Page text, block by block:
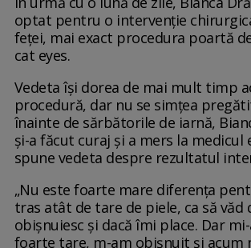
optat pentru o intervenție
feței, mai exact procedura poartă
cat eyes.
Vedeta își dorea de mai mult timp
procedură, dar nu se simțea
înainte de sărbătorile de iarnă,
și-a făcut curaj și a mers la medicul
spune vedeta despre rezultatul
„Nu este foarte mare diferența
tras atât de tare de piele, ca să văd
obișnuiesc și dacă îmi place. Dar
foarte tare, m-am obișnuit și acum